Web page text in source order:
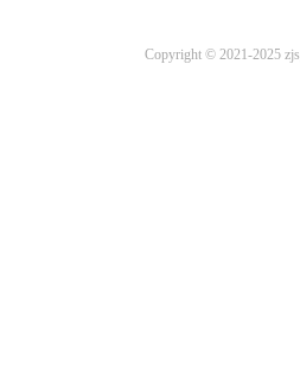
Copyright © 2021-2025